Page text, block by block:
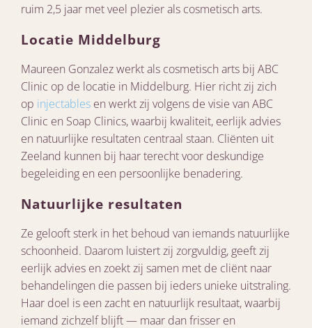
ruim 2,5 jaar met veel plezier als cosmetisch arts.
Locatie Middelburg
Maureen Gonzalez werkt als cosmetisch arts bij ABC
Clinic op de locatie in Middelburg. Hier richt zij zich
op injectables en werkt zij volgens de visie van ABC
Clinic en Soap Clinics, waarbij kwaliteit, eerlijk advies
en natuurlijke resultaten centraal staan. Cliënten uit
Zeeland kunnen bij haar terecht voor deskundige
begeleiding en een persoonlijke benadering.
Natuurlijke resultaten
Ze gelooft sterk in het behoud van iemands natuurlijke
schoonheid. Daarom luistert zij zorgvuldig, geeft zij
eerlijk advies en zoekt zij samen met de cliënt naar
behandelingen die passen bij ieders unieke uitstraling.
Haar doel is een zacht en natuurlijk resultaat, waarbij
iemand zichzelf blijft — maar dan frisser en